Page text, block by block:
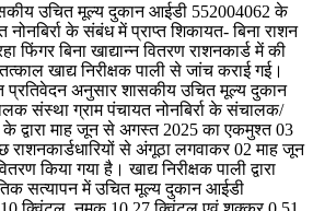
उचित मूल्य दुकान आईडी 552004062 के
के संबंध में प्राप्त शिकायत- बिना राशन
फिंगर बिना खाद्यान्न वितरण राशनकार्ड में की
खाद्य निरीक्षक पाली से जांच कराई गई।
प्रतिवेदन अनुसार शासकीय उचित मूल्य दुकान
संस्था ग्राम पंचायत नोनबिर्रा के संचालक/
द्वारा माह जून से अगस्त 2025 का एकमुश्त 03
से अंगूठा लगवाकर 02 माह जून
किया गया है। खाद्य निरीक्षक पाली द्वारा
सत्यापन में उचित मूल्य दुकान आईडी